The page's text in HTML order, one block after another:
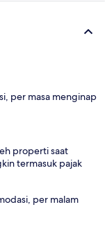
per masa menginap
properti saat
termasuk pajak
per malam